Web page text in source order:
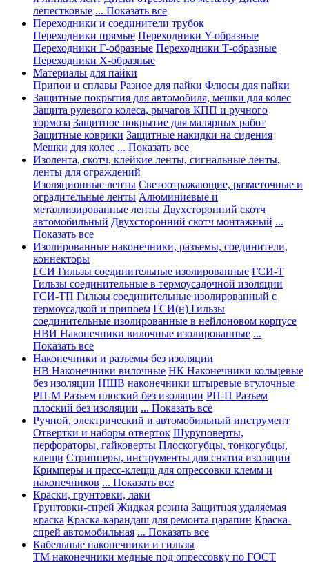
лепестковые ... Показать все
Переходники и соединители трубок
Переходники прямые Переходники Y-образные
Переходники Г-образные Переходники Т-образные
Переходники Х-образные
Материалы для пайки
Припои и сплавы Разное для пайки Флюсы для пайки
Защитные покрытия для автомобиля, мешки для колес
Защита рулевого колеса, рычагов КПП и ручного
тормоза Защитное покрытие для малярных работ
Защитные коврики Защитные накидки на сидения
Мешки для колес ... Показать все
Изолента, скотч, клейкие ленты, сигнальные ленты,
ленты для ограждений
Изоляционные ленты Светоотражающие, разметочные и
оградительные ленты Алюминиевые и
металлизированные ленты Двухсторонний скотч
автомобильный Двухсторонний скотч монтажный ...
Показать все
Изолированные наконечники, разъемы, соединители,
коннекторы
ГСИ Гильзы соединительные изолированные ГСИ-Т
Гильзы соединительные в термоусадочной изоляции
ГСИ-ТП Гильзы соединительные изолированный с
термоусадкой и припоем ГСИ(н) Гильзы
соединительные изолированные в нейлоновом корпусе
НВИ Наконечники вилочные изолированные ...
Показать все
Наконечники и разъемы без изоляции
НВ Наконечники вилочные НК Наконечники кольцевые
без изоляции НШВ наконечники штыревые втулочные
РП-М Разъем плоский без изоляции РП-П Разъем
плоский без изоляции ... Показать все
Ручной, электрический и автомобильный инструмент
Отвертки и наборы отверток Шуруповерты,
перфораторы, гайковерты Плоскогубцы, тонкогубцы,
клещи Стрипперы, инструменты для снятия изоляции
Кримперы и пресс-клещи для опрессовки клемм и
наконечников ... Показать все
Краски, грунтовки, лаки
Грунтовки-спрей Жидкая резина Защитная удаляемая
краска Краска-карандаш для ремонта царапин Краска-
спрей автомобильная ... Показать все
Кабельные наконечники и гильзы
ТМ наконечники медные под опрессовку по ГОСТ